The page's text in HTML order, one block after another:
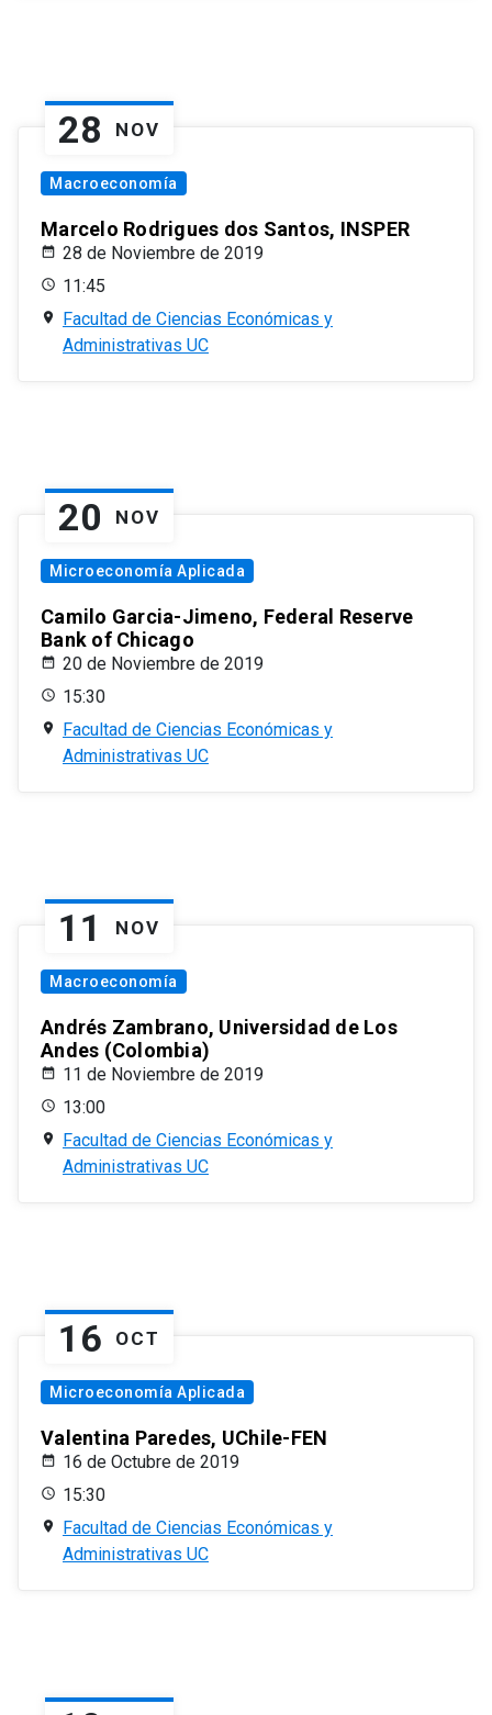
28 NOV
Macroeconomía
Marcelo Rodrigues dos Santos, INSPER
28 de Noviembre de 2019
11:45
Facultad de Ciencias Económicas y
Administrativas UC
20 NOV
Microeconomía Aplicada
Camilo Garcia-Jimeno, Federal Reserve
Bank of Chicago
20 de Noviembre de 2019
15:30
Facultad de Ciencias Económicas y
Administrativas UC
11 NOV
Macroeconomía
Andrés Zambrano, Universidad de Los
Andes (Colombia)
11 de Noviembre de 2019
13:00
Facultad de Ciencias Económicas y
Administrativas UC
16 OCT
Microeconomía Aplicada
Valentina Paredes, UChile-FEN
16 de Octubre de 2019
15:30
Facultad de Ciencias Económicas y
Administrativas UC